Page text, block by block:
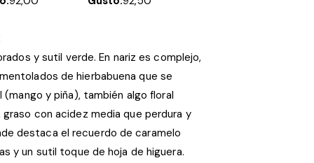
y sutil verde. En nariz es complejo,
de hierbabuena que se
y piña), también algo floral
con acidez media que perdura y
destaca el recuerdo de caramelo
y un sutil toque de hoja de higuera.